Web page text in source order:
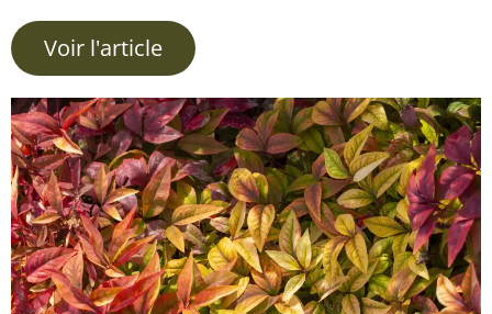
Voir l'article